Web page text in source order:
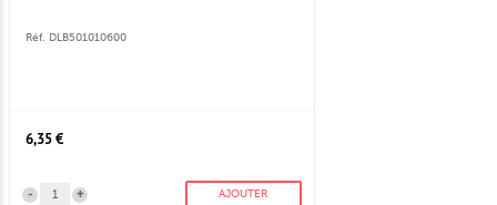
Réf. DLB501010600
6,35 €
+
- AJOUTER